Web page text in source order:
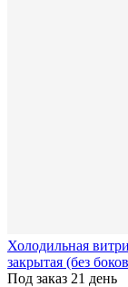
Холодильная
закрытая (без
Под заказ 21 день